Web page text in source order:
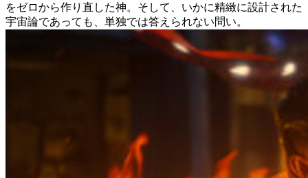
をゼロから作り直した神。そして、いかに精緻に設計された
宇宙論であっても、単独では答えられない問い。